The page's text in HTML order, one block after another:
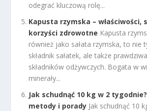
odegrać kluczową rolę...
Kapusta rzymska – właściwości,
korzyści zdrowotne Kapusta
również jako sałata rzymska, to nie
składnik sałatek, ale także
składników odżywczych. Bogata w
minerały...
Jak schudnąć 10 kg w 2
metody i porady Jak schudnąć 10